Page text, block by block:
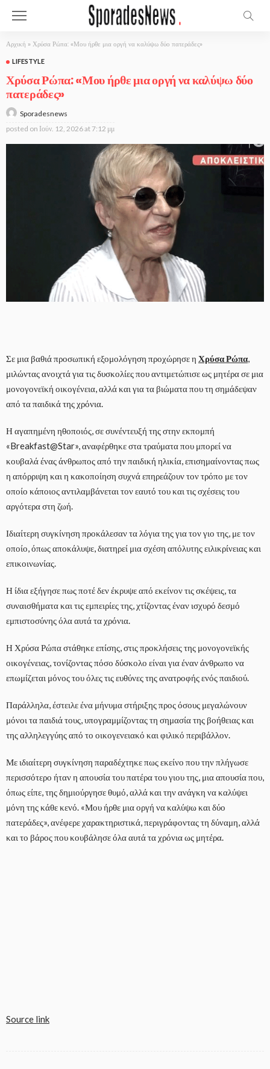
Αρχική » Χρύσα Ρώπα: «Μου ήρθε μια οργή να καλύψω δύο πατεράδες»
LIFESTYLE
Χρύσα Ρώπα: «Μου ήρθε μια οργή να καλύψω δύο
πατεράδες»
Sporadesnews
posted on Ιούν. 12, 2026 at 7:12 μμ
Σε μια βαθιά προσωπική εξομολόγηση προχώρησε η Χρύσα Ρώπα,
μιλώντας ανοιχτά για τις δυσκολίες που αντιμετώπισε ως μητέρα σε μια
μονογονεϊκή οικογένεια, αλλά και για τα βιώματα που τη σημάδεψαν
από τα παιδικά της χρόνια.
Η αγαπημένη ηθοποιός, σε συνέντευξή της στην εκπομπή
«Breakfast@Star», αναφέρθηκε στα τραύματα που μπορεί να
κουβαλά ένας άνθρωπος από την παιδική ηλικία, επισημαίνοντας πως
η απόρριψη και η κακοποίηση συχνά επηρεάζουν τον τρόπο με τον
οποίο κάποιος αντιλαμβάνεται τον εαυτό του και τις σχέσεις του
αργότερα στη ζωή.
Ιδιαίτερη συγκίνηση προκάλεσαν τα λόγια της για τον γιο της, με τον
οποίο, όπως αποκάλυψε, διατηρεί μια σχέση απόλυτης ειλικρίνειας και
επικοινωνίας.
Η ίδια εξήγησε πως ποτέ δεν έκρυψε από εκείνον τις σκέψεις, τα
συναισθήματα και τις εμπειρίες της, χτίζοντας έναν ισχυρό δεσμό
εμπιστοσύνης όλα αυτά τα χρόνια.
Η Χρύσα Ρώπα στάθηκε επίσης, στις προκλήσεις της μονογονεϊκής
οικογένειας, τονίζοντας πόσο δύσκολο είναι για έναν άνθρωπο να
επωμίζεται μόνος του όλες τις ευθύνες της ανατροφής ενός παιδιού.
Παράλληλα, έστειλε ένα μήνυμα στήριξης προς όσους μεγαλώνουν
μόνοι τα παιδιά τους, υπογραμμίζοντας τη σημασία της βοήθειας και
της αλληλεγγύης από το οικογενειακό και φιλικό περιβάλλον.
Με ιδιαίτερη συγκίνηση παραδέχτηκε πως εκείνο που την πλήγωσε
περισσότερο ήταν η απουσία του πατέρα του γιου της, μια απουσία που,
όπως είπε, της δημιούργησε θυμό, αλλά και την ανάγκη να καλύψει
μόνη της κάθε κενό. «Μου ήρθε μια οργή να καλύψω και δύο
πατεράδες», ανέφερε χαρακτηριστικά, περιγράφοντας τη δύναμη, αλλά
και το βάρος που κουβάλησε όλα αυτά τα χρόνια ως μητέρα.
Source link